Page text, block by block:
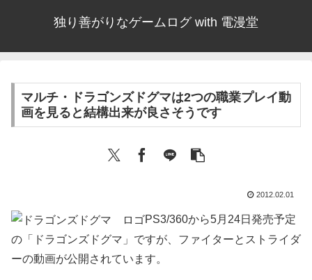
独り善がりなゲームログ with 電漫堂
マルチ・ドラゴンズドグマは2つの職業プレイ動
画を見ると結構出来が良さそうです
2012.02.01
PS3/360から5月24日発売予定
の「ドラゴンズドグマ」ですが、ファイターとストライダ
ーの動画が公開されています。